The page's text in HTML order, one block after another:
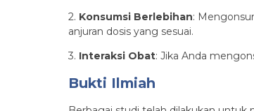
2. Konsumsi Berlebihan:
anjuran dosis yang sesuai.
3. Interaksi Obat: Jika Anda
Bukti Ilmiah